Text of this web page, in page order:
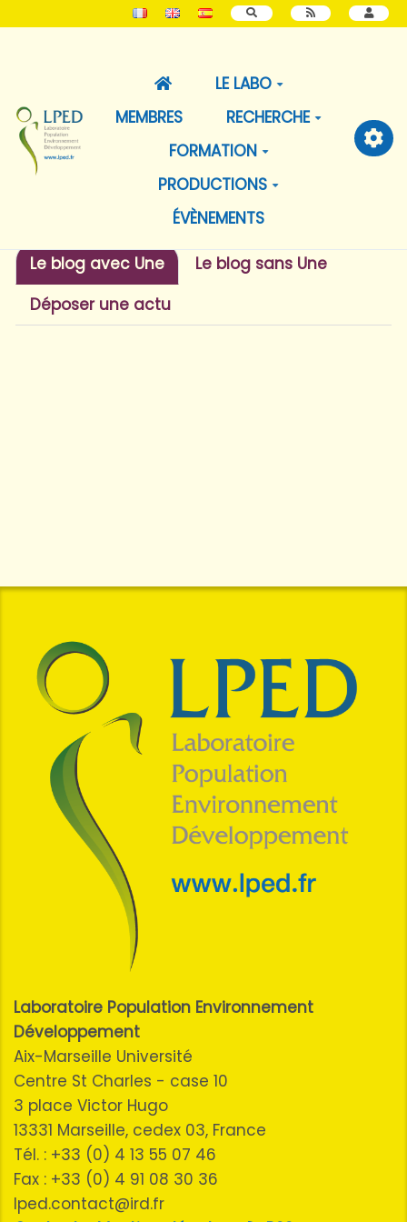
RECHERCHER
LE LABO
MEMBRES
RECHERCHE
FORMATION
PRODUCTIONS
ÉVÈNEMENTS
Le blog avec Une
Le blog sans Une
Déposer une actu
Laboratoire Population Environnement
Développement
Aix-Marseille Université
Centre St Charles - case 10
3 place Victor Hugo
13331 Marseille, cedex 03, France
Tél. : +33 (0) 4 13 55 07 46
Fax : +33 (0) 4 91 08 30 36
lped.contact@ird.fr